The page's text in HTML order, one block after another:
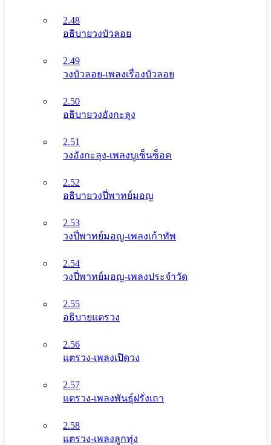
2.48
อธิบายวงบัวลอย
2.49
วงบัวลอย-เพลงเรื่องบัวลอย
2.50
อธิบายวงอังกะลุง
2.51
วงอังกะลุง-เพลงบูเซ็นซ็อค
2.52
อธิบายวงปี่พาทย์มอญ
2.53
วงปี่พาทย์มอญ-เพลงเก้าทัพ
2.54
วงปี่พาทย์มอญ-เพลงประจำวัด
2.55
อธิบายแตรวง
2.56
แตรวง-เพลงเปิดวง
2.57
แตรวง-เพลงพันธุ์ฝรั่งเถา
2.58
แตรวง-เพลงลูกทุ่ง